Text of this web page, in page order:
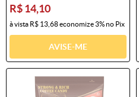
R$ 14,10
à vista R$ 13,68economize3%no Pix
AVISE-ME